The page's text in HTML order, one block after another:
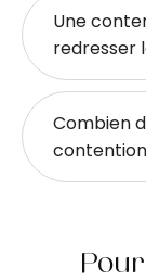
Une
redresser
Combien